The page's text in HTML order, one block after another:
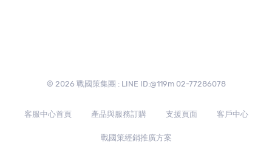
© 2026 戰國策集團 : LINE ID:@119m 02-77286078
客服中心首頁 產品與服務訂購 支援頁面 客戶中心
戰國策經銷推廣方案